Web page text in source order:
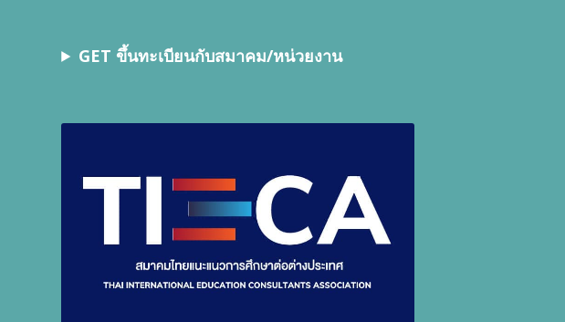
GET ขึ้นทะเบียนกับสมาคม/หน่วยงาน